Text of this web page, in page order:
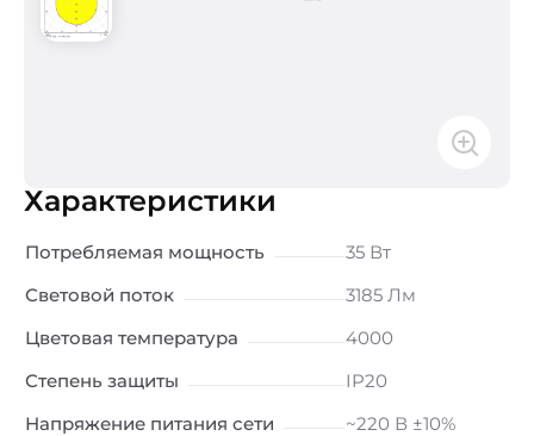
Характеристики
Потребляемая мощность
35 Вт
Световой поток
3185 Лм
Цветовая температура
4000
Степень защиты
IP20
Напряжение питания сети
~220 В ±10%